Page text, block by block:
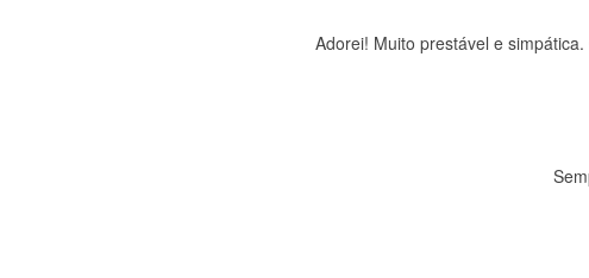
Adorei! Muito prestável e